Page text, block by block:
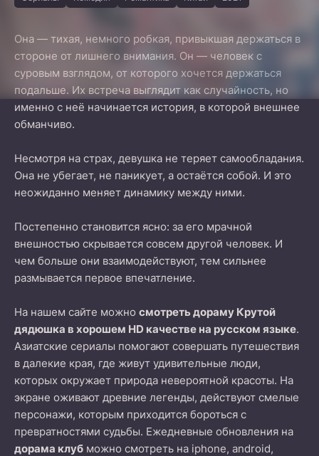
Она — тихая, немного робкая, привыкшая держаться в
стороне от лишнего внимания. Он — человек с
суровым взглядом, от которого хочется держаться
подальше. Их встреча выглядит как случайность, но
именно с неё начинается история, в которой внешнее
обманчиво.
Несмотря на страх, девушка не теряет самообладания.
Она не убегает, не паникует, а остаётся собой. И это
неожиданно меняет динамику между ними.
Постепенно становится ясно: за его мрачной
внешностью скрывается совсем другой человек. И
чем больше они взаимодействуют, тем сильнее
размывается первое впечатление.
На нашем сайте можно смотреть дораму Крутой
дядюшка в хорошем HD качестве на русском языке.
Азиатские сериалы помогают совершать путешествия
в далекие края, где живут удивительные люди,
которых окружает природа невероятной красоты. На
экране оживают древние легенды, действуют смелые
персонажи, которым приходится бороться с
превратностями судьбы. Ежедневные обновления на
дорама клуб можно смотреть на iphone, android,